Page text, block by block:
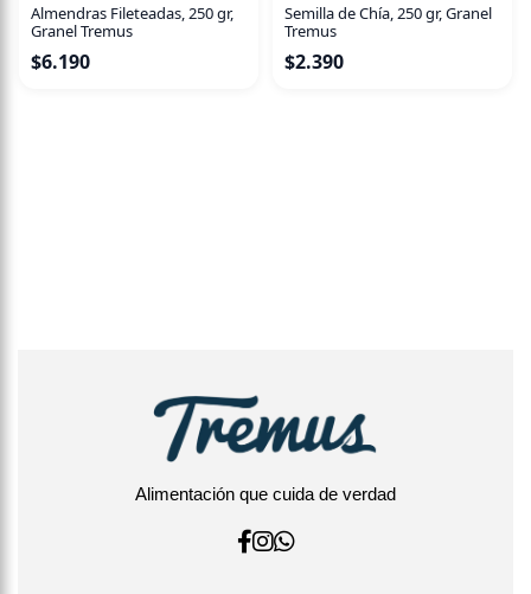
Almendras Fileteadas, 250 gr,
Granel Tremus
$6.190
Semilla de Chía, 250 gr, Granel
Tremus
$2.390
Alimentación que cuida de verdad